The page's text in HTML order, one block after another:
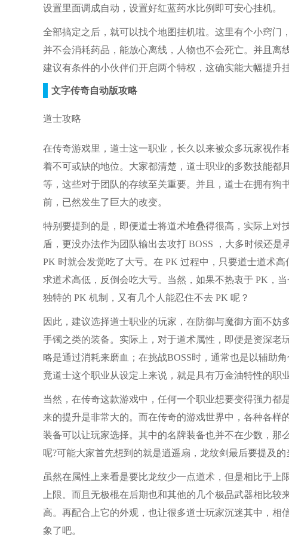
设置里面调成自动，设置好红蓝药水比例即可安心挂机。
全部搞定之后，就可以找个地图挂机啦。这里有个小窍门
并不会消耗药品，能放心离线，人物也不会死亡。并且
建议有条件的小伙伴们开启两个特权，这确实能大幅提升
文字传奇自动版攻略
道士攻略
在传奇游戏里，道士这一职业，长久以来被众多玩家视
着不可或缺的地位。大家都清楚，道士职业的多数技能
等，这些对于团队的存续至关重要。并且，道士在拥有狗
前，已然发生了巨大的改变。
特别要提到的是，即便道士将道术堆叠得很高，实际上
盾，更没办法作为团队输出去攻打 BOSS ，大多时候还
PK 时就会发觉吃了大亏。在 PK 过程中，只要道士道术
求道术高低，反倒会吃大亏。当然，如果不热衷于 PK，
独特的 PK 机制，又有几个人能忍住不去 PK 呢？
因此，建议选择道士职业的玩家，在防御与魔御方面不
手镯之类的装备。实际上，对于道术属性，即便是资深
略是通过消耗来磨血；在挑战BOSS时，通常也是以辅助
竟道士这个职业从设定上来说，就是具有万金油特性的职业
当然，在传奇这款游戏中，任何一个职业想要变得强力
来的提升是非常大的。而在传奇的游戏世界中，各种各样
装备可以让玩家选择。其中的名牌装备也并不在少数，
呢?可能大家首先想到的就是逍遥扇，龙纹剑最后要提及
虽然在属性上来看是要比龙纹少一点道术，但是相比于
上限。而且无极棍在后期也和其他的几个极品武器相比
高。再配合上它的外观，也让很多道士玩家沉迷其中，相
象了吧。